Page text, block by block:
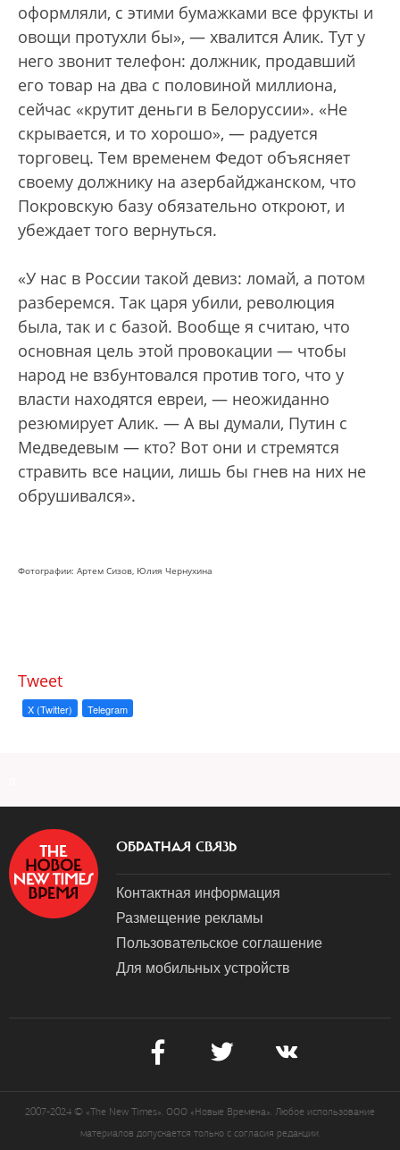
оформляли, с этими бумажками все фрукты и
овощи протухли бы», — хвалится Алик. Тут у
него звонит телефон: должник, продавший
его товар на два с половиной миллиона,
сейчас «крутит деньги в Белоруссии». «Не
скрывается, и то хорошо», — радуется
торговец. Тем временем Федот объясняет
своему должнику на азербайджанском, что
Покровскую базу обязательно откроют, и
убеждает того вернуться.
«У нас в России такой девиз: ломай, а потом
разберемся. Так царя убили, революция
была, так и с базой. Вообще я считаю, что
основная цель этой провокации — чтобы
народ не взбунтовался против того, что у
власти находятся евреи, — неожиданно
резюмирует Алик. — А вы думали, Путин с
Медведевым — кто? Вот они и стремятся
стравить все нации, лишь бы гнев на них не
обрушивался».
Фотографии: Артем Сизов, Юлия Чернухина
Tweet
X (Twitter) Telegram
ОБРАТНАЯ СВЯЗЬ
Контактная информация
Размещение рекламы
Пользовательское соглашение
Для мобильных устройств
2007-2024 © «The New Times». ООО «Новые Времена». Любое использование
материалов допускается только с согласия редакции.